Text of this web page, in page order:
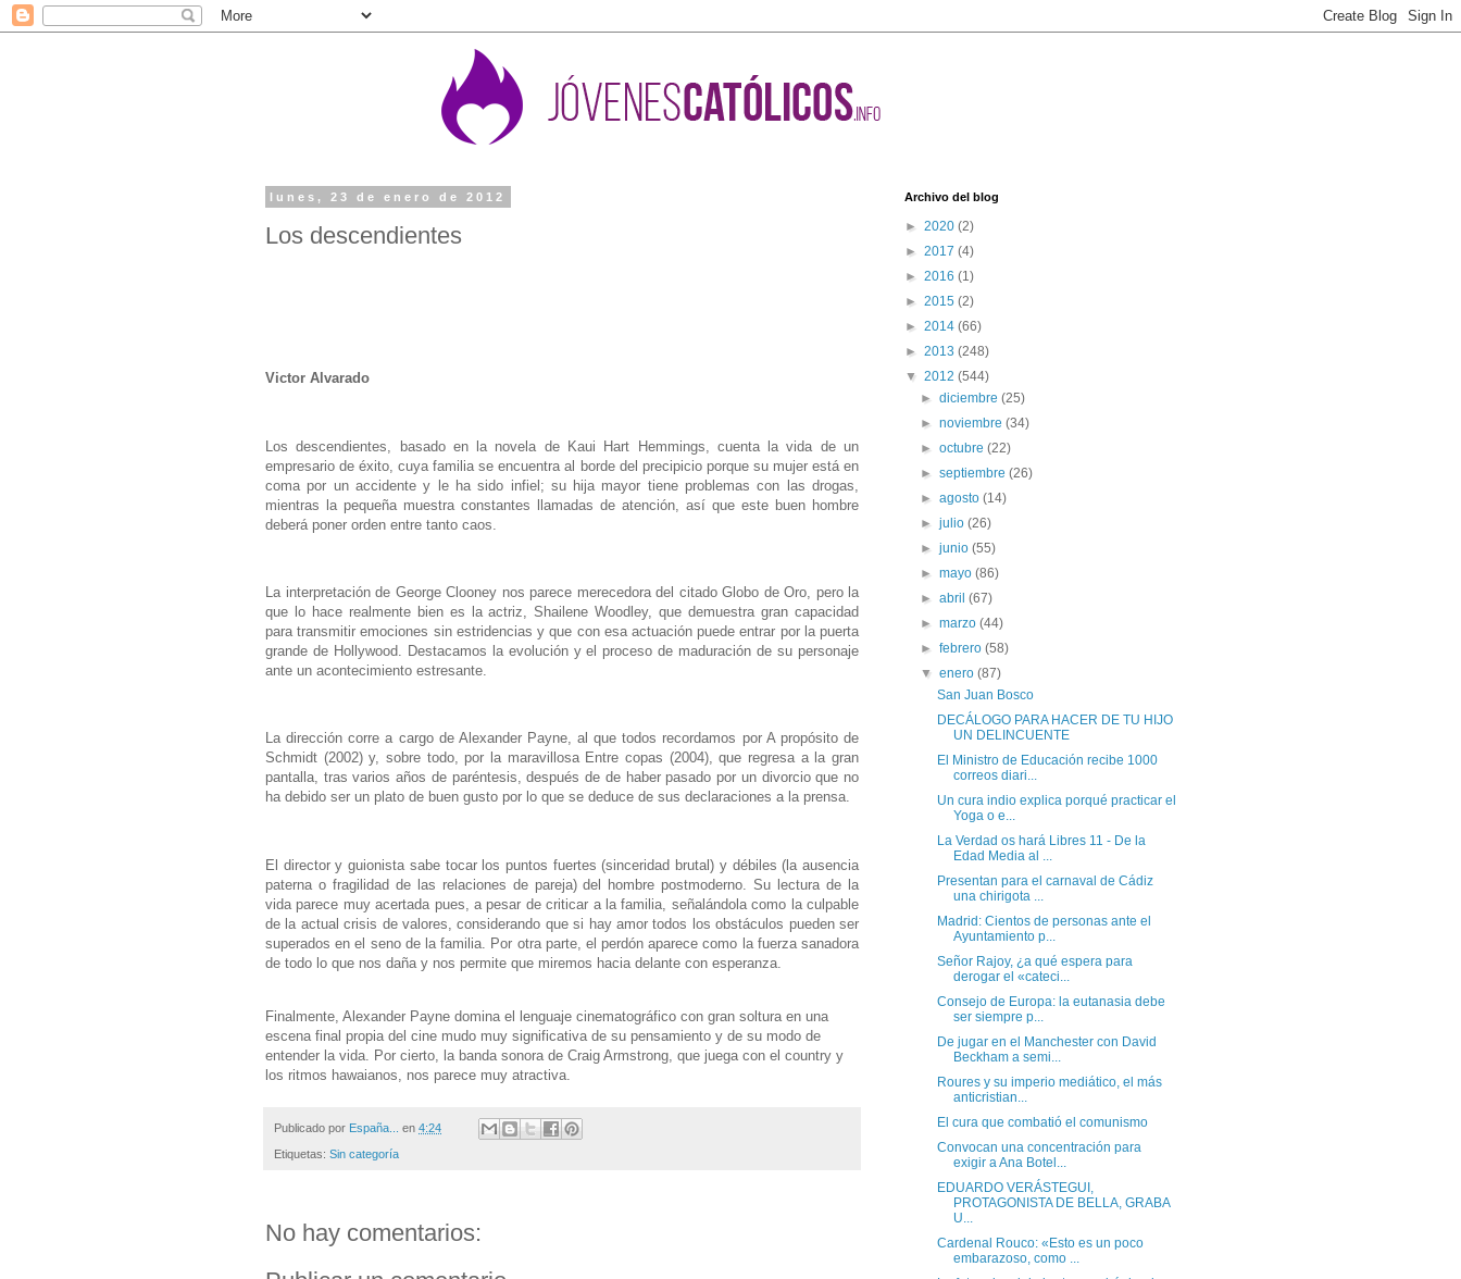
lunes, 23 de enero de 2012
Los descendientes
Victor Alvarado
Los descendientes, basado en la novela de Kaui Hart Hemmings, cuenta la vida de un
empresario de éxito, cuya familia se encuentra al borde del precipicio porque su mujer está en
coma por un accidente y le ha sido infiel; su hija mayor tiene problemas con las drogas,
mientras la pequeña muestra constantes llamadas de atención, así que este buen hombre
deberá poner orden entre tanto caos.
La interpretación de George Clooney nos parece merecedora del citado Globo de Oro, pero la
que lo hace realmente bien es la actriz, Shailene Woodley, que demuestra gran capacidad
para transmitir emociones sin estridencias y que con esa actuación puede entrar por la puerta
grande de Hollywood. Destacamos la evolución y el proceso de maduración de su personaje
ante un acontecimiento estresante.
La dirección corre a cargo de Alexander Payne, al que todos recordamos por A propósito de
Schmidt (2002) y, sobre todo, por la maravillosa Entre copas (2004), que regresa a la gran
pantalla, tras varios años de paréntesis, después de de haber pasado por un divorcio que no
ha debido ser un plato de buen gusto por lo que se deduce de sus declaraciones a la prensa.
El director y guionista sabe tocar los puntos fuertes (sinceridad brutal) y débiles (la ausencia
paterna o fragilidad de las relaciones de pareja) del hombre postmoderno. Su lectura de la
vida parece muy acertada pues, a pesar de criticar a la familia, señalándola como la culpable
de la actual crisis de valores, considerando que si hay amor todos los obstáculos pueden ser
superados en el seno de la familia. Por otra parte, el perdón aparece como la fuerza sanadora
de todo lo que nos daña y nos permite que miremos hacia delante con esperanza.
Finalmente, Alexander Payne domina el lenguaje cinematográfico con gran soltura en una
escena final propia del cine mudo muy significativa de su pensamiento y de su modo de
entender la vida. Por cierto, la banda sonora de Craig Armstrong, que juega con el country y
los ritmos hawaianos, nos parece muy atractiva.
Publicado por España... en 4:24
Etiquetas: Sin categoría
No hay comentarios:
Archivo del blog
► 2020 (2)
► 2017 (4)
► 2016 (1)
► 2015 (2)
► 2014 (66)
► 2013 (248)
▼ 2012 (544)
►diciembre(25)
►noviembre(34)
►octubre(22)
►septiembre(26)
►agosto(14)
►julio(26)
►junio(55)
►mayo(86)
►abril(67)
►marzo(44)
►febrero(58)
▼enero(87)
San Juan Bosco
DECÁLOGO PARA HACER DE TU HIJO
UN DELINCUENTE
El Ministro de Educación recibe 1000
correos diari...
Un cura indio explica porqué practicar el
Yoga o e...
La Verdad os hará Libres 11 - De la
Edad Media al ...
Presentan para el carnaval de Cádiz
una chirigota ...
Madrid: Cientos de personas ante el
Ayuntamiento p...
Señor Rajoy, ¿a qué espera para
derogar el «cateci...
Consejo de Europa: la eutanasia debe
ser siempre p...
De jugar en el Manchester con David
Beckham a semi...
Roures y su imperio mediático, el más
anticristian...
El cura que combatió el comunismo
Convocan una concentración para
exigir a Ana Botel...
EDUARDO VERÁSTEGUI,
PROTAGONISTA DE BELLA, GRABA
U...
Cardenal Rouco: «Esto es un poco
embarazoso, como ...